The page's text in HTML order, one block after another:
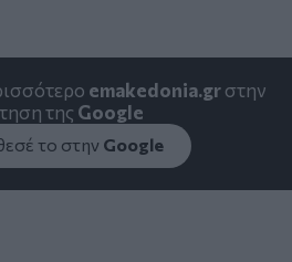
emakedonia.grστην
της Google
το στην Google